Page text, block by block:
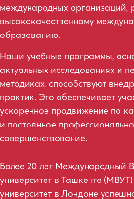
международных организаций,
высококачественному
образованию.
Наши учебные программы,
актуальных исследованиях и
методиках, способствуют
практик. Это обеспечивает
ускоренное продвижение по
и постоянное
совершенствование.
Более 20 лет Международный
университет в Ташкенте
университет в Лондоне